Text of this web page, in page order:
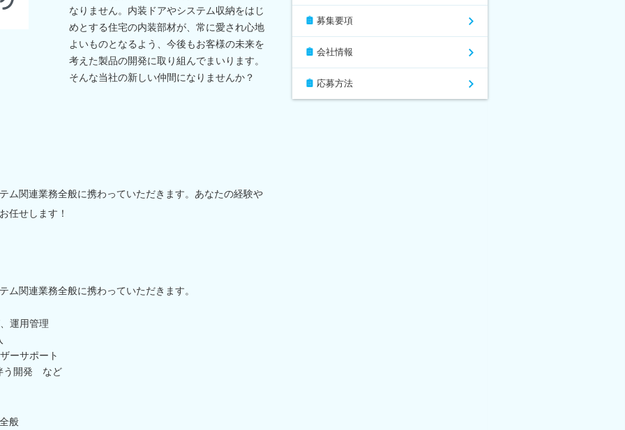
なりません。内装ドアやシステム収納をはじ
めとする住宅の内装部材が、常に愛され心地
よいものとなるよう、今後もお客様の未来を
考えた製品の開発に取り組んでまいります。
そんな当社の新しい仲間になりませんか？
ム関連業務全般に携わっていただきます。あなたの経験や
任せします！
ム関連業務全般に携わっていただきます。
運用管理
ーサポート
う開発 など
般
募集要項
会社情報
応募方法